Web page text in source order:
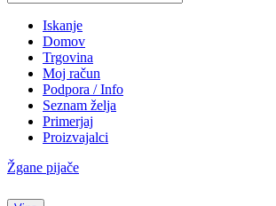
Iskanje
Domov
Trgovina
Moj račun
Podpora / Info
Seznam želja
Primerjaj
Proizvajalci
Žgane pijače